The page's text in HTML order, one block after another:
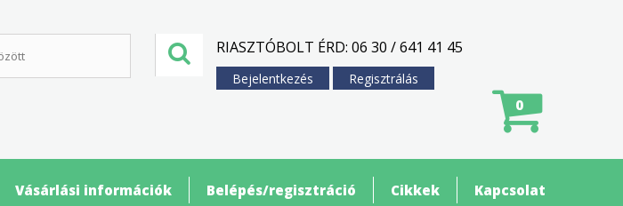
RIASZTÓBOLT ÉRD: 06 30 / 641 41 45
Bejelentkezés Regisztrálás
0
Vásárlási információk Belépés/regisztráció Cikkek Kapcsolat